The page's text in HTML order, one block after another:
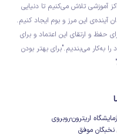
آموزشی تلاش می‌کنیم تا دنیایی
آینده‌ی این مرز و بوم ایجاد کنیم.
حفظ و ارتقای این اعتماد و برای
به‌کار می‌بندیم."برای بهتر بودن
اریترون-روبروی
موفق